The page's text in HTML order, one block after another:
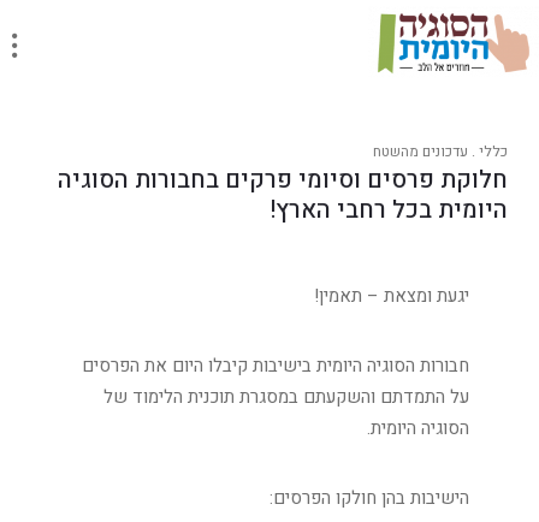
כללי . עדכונים מהשטח
חלוקת פרסים וסיומי פרקים בחבורות הסוגיה
היומית בכל רחבי הארץ!
יגעת ומצאת – תאמין!
חבורות הסוגיה היומית בישיבות קיבלו היום את הפרסים
על התמדתם והשקעתם במסגרת תוכנית הלימוד של
הסוגיה היומית.
הישיבות בהן חולקו הפרסים: